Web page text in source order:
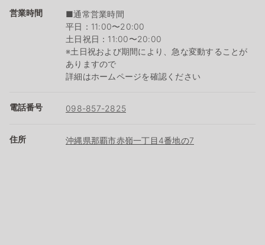
営業時間
■通常営業時間
平日：11:00〜20:00
土日祝日：11:00〜20:00
※土日祝および期間により、急な変動することが
ありますので
詳細はホームページを確認ください
電話番号 098-857-2825
住所 沖縄県那覇市赤嶺一丁目4番地の7